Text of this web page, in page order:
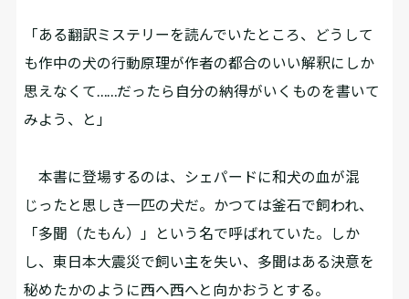
「ある翻訳ミステリーを読んでいたところ、どうして
も作中の犬の行動原理が作者の都合のいい解釈にしか
思えなくて……だったら自分の納得がいくものを書いて
みよう、と」
本書に登場するのは、シェパードに和犬の血が混
じったと思しき一匹の犬だ。かつては釜石で飼われ、
「多聞（たもん）」という名で呼ばれていた。しか
し、東日本大震災で飼い主を失い、多聞はある決意を
秘めたかのように西へ西へと向かおうとする。